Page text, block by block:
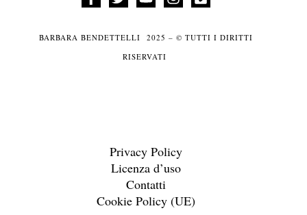
BARBARA BENDETTELLI 2025 – © TUTTI I DIRITTI
RISERVATI
Privacy Policy
Licenza d’uso
Contatti
Cookie Policy (UE)